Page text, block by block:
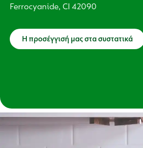
Ferrocyanide, CI 42090
Η προσέγγισή μας στα συστατικά